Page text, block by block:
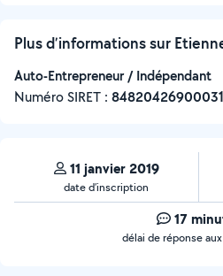
Plus d’informations sur
Auto-Entrepreneur / Indépendant
Numéro SIRET : ‍84820426900031
11 janvier 2019
date d’inscription
17
délai de réponse